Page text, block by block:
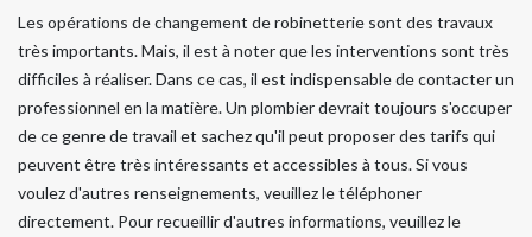
Les opérations de changement de robinetterie sont des travaux
très importants. Mais, il est à noter que les interventions sont très
difficiles à réaliser. Dans ce cas, il est indispensable de contacter un
professionnel en la matière. Un plombier devrait toujours s'occuper
de ce genre de travail et sachez qu'il peut proposer des tarifs qui
peuvent être très intéressants et accessibles à tous. Si vous
voulez d'autres renseignements, veuillez le téléphoner
directement. Pour recueillir d'autres informations, veuillez le